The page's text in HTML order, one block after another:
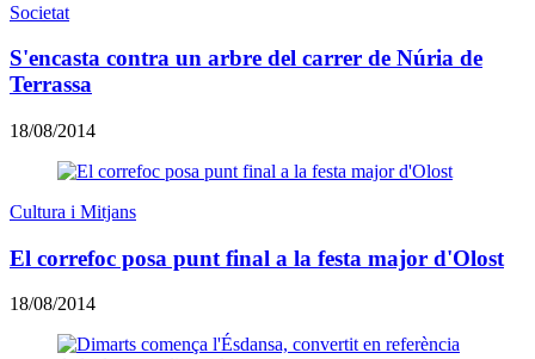
Societat
S'encasta contra un arbre del carrer de Núria de
Terrassa
18/08/2014
Cultura i Mitjans
El correfoc posa punt final a la festa major d'Olost
18/08/2014